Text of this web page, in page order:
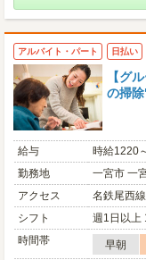
アルバイト・パート 日払い
【グ
の掃
給与
時給1220
勤務地
一宮市 一
アクセス
名鉄尾西
シフト
週1日以上
時間帯
早朝